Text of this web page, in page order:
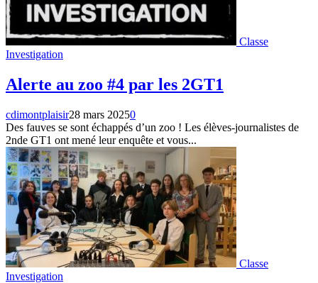
Classe
Investigation
Alerte au zoo #4 par les 2GT1
cdimontplaisir28 mars 20250
Des fauves se sont échappés d’un zoo ! Les élèves-journalistes de
2nde GT1 ont mené leur enquête et vous...
Classe
Investigation